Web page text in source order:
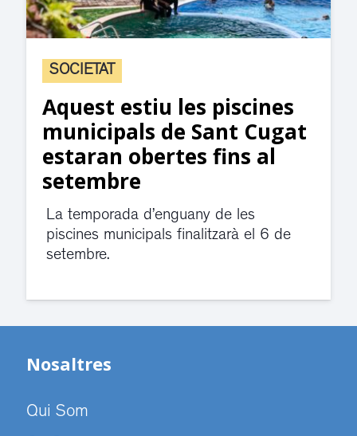
SOCIETAT
Aquest estiu les piscines
municipals de Sant Cugat
estaran obertes fins al
setembre
La temporada d’enguany de les
piscines municipals finalitzarà el 6 de
setembre.
Nosaltres
Qui Som